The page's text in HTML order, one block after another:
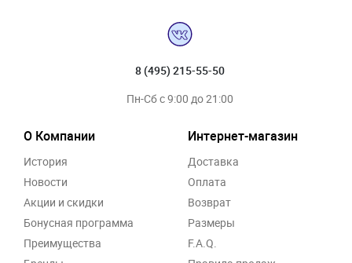
8 (495) 215-55-50
Пн-Сб с 9:00 до 21:00
О Компании
История
Новости
Акции и скидки
Бонусная программа
Преимущества
Интернет-магазин
Доставка
Оплата
Возврат
Размеры
F.A.Q.